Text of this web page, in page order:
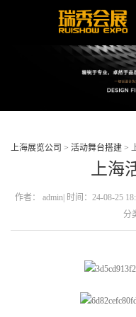
上海展览公司 > 活动舞台搭建 >
上海
作者： admin| 时间：24-08-25
分